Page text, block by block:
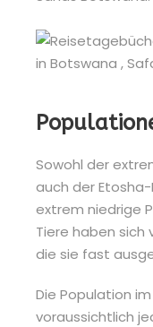
Sowohl der
auch der
extrem niedrige
Tiere haben sich
die sie fast
Die Population
voraussichtlich